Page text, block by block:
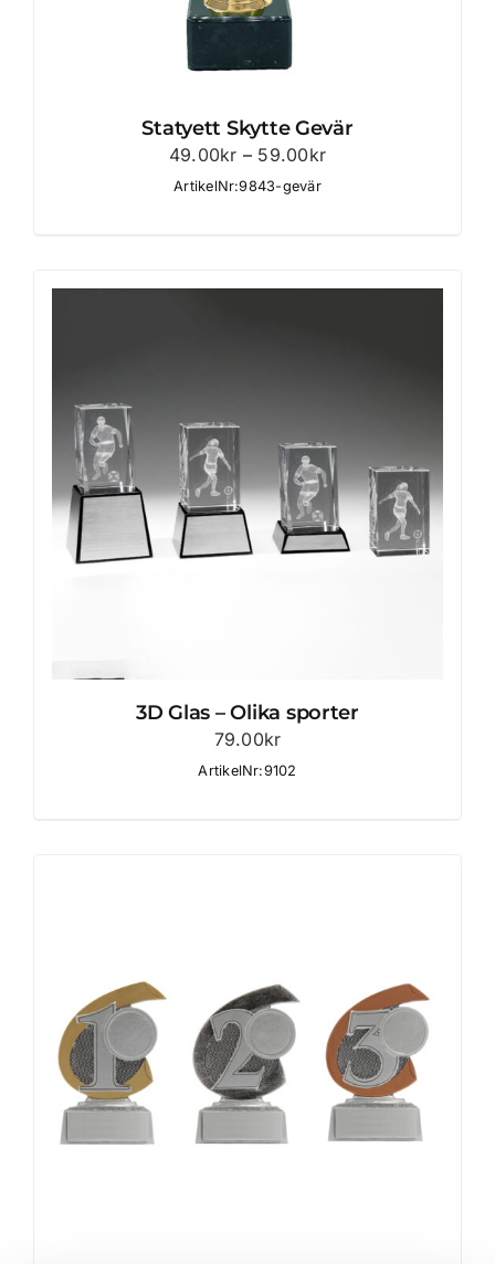
Statyett Skytte Gevär
49.00kr – 59.00krPrisintervall:
ArtikelNr:9843-gevär
3D Glas – Olika sporter
79.00kr
ArtikelNr:9102